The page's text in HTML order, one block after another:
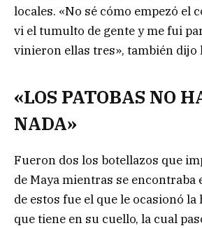
locales. «No sé cómo empezó el
vi el tumulto de gente y me fui
vinieron ellas tres», también dijo
«LOS PATOBAS NO
NADA»
Fueron dos los botellazos que
de Maya mientras se encontraba
de estos fue el que le ocasionó
que tiene en su cuello, la cual